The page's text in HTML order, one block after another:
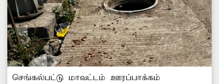
செங்கல்பட்டு மாவட்டம் ஊரப்பாக்கம்